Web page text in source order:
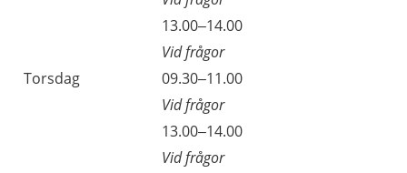
13.00–14.00
Vid frågor
Torsdag
09.30–11.00
Vid frågor
13.00–14.00
Vid frågor